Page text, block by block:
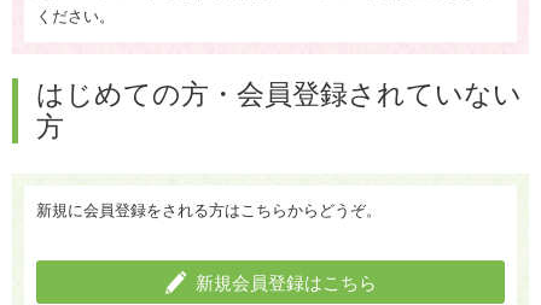
ください。
はじめての方・会員登録されていない
方
新規に会員登録をされる方はこちらからどうぞ。
新規会員登録はこちら